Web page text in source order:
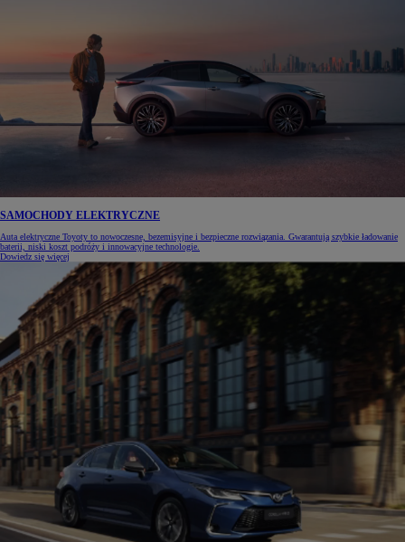
SAMOCHODY ELEKTRYCZNE
Auta elektryczne Toyoty to nowoczesne, bezemisyjne i bezpieczne rozwiązania. Gwarantują szybkie ładowanie
baterii, niski koszt podróży i innowacyjne technologie.
Dowiedz się więcej